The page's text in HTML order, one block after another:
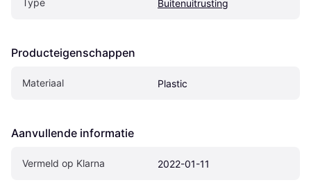
Type Buitenuitrusting
Producteigenschappen
Materiaal Plastic
Aanvullende informatie
Vermeld op Klarna 2022-01-11